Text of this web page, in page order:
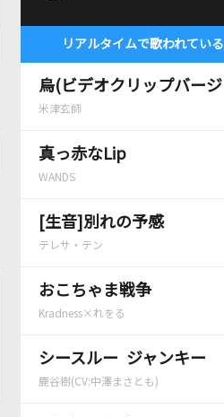
リアルタイムで歌われてい
烏(ビデオクリップバー
米津玄師
真っ赤なLip
WANDS
[生音]別れの予感
テレサ・テン
おこちゃま戦争
Kradness×れをる
シースルー ジャンキー
鹿谷樹(CV:中澤まさとも)